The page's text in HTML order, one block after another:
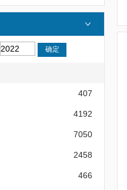
407
4192
7050
2458
466